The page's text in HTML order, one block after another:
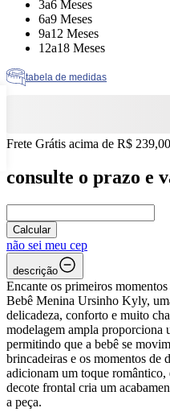
Tamanho: 3a6 Meses
3a6 Meses
Tamanho: 6a9 Meses
6a9 Meses
Tamanho: 9a12 Meses
9a12 Meses
Tamanho: 12a18 Meses
12a18 Meses
tabela de medidas
Frete Grátis acima de R$ 239,00
consulte o prazo e
Calcular
não sei meu cep
descrição
Encante os primeiros
Bebê Menina Ursinho Kyly,
delicadeza, conforto e muito
modelagem ampla proporciona
permitindo que a bebê se
brincadeiras e os momentos de
adicionam um toque
decote frontal cria um
a peça.